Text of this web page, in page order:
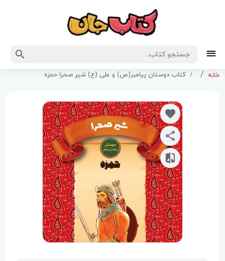
خانه کتاب دوستان پیامبر(ص) و علی (ع) شیر صحرا حمزه